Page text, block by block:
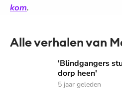
kom.
Alle verhalen van
'Blindgangers stuiterden
'Blindgangers
dorp heen'
5 jaar geleden